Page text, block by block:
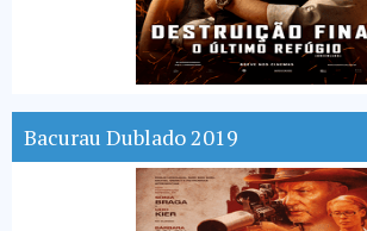
Bacurau Dublado 2019